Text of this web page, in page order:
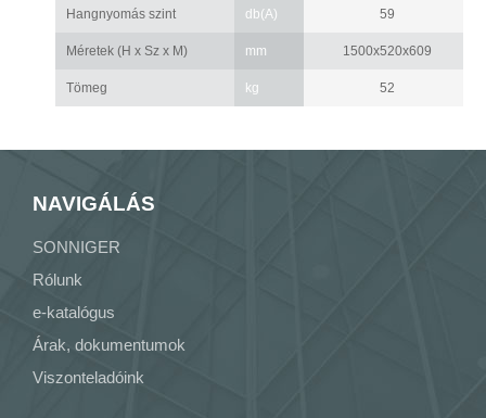
Hangnyomás szint db(A) 59
Méretek (H x Sz x M) mm 1500x520x609
Tömeg kg 52
NAVIGÁLÁS
SONNIGER
Rólunk
e-katalógus
Árak, dokumentumok
Viszonteladóink